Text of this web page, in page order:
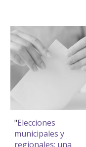
"Elecciones
municipales y
regionales: una